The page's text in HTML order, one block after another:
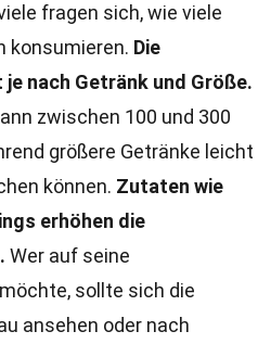
fragen sich, wie viele
konsumieren. Die
nach Getränk und Größe.
zwischen 100 und 300
größere Getränke leicht
können. Zutaten wie
erhöhen die
Wer auf seine
sollte sich die
ansehen oder nach